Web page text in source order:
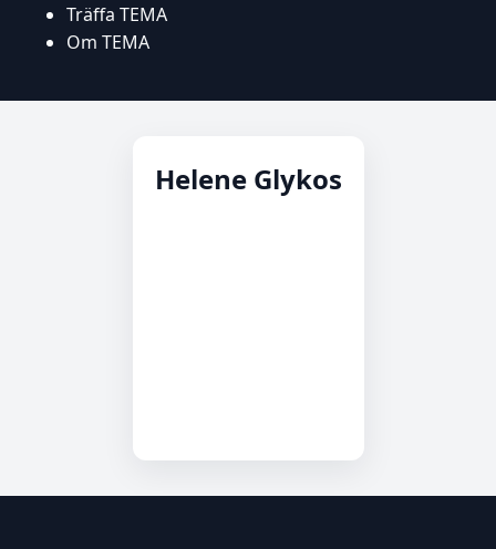
Träffa TEMA
Om TEMA
Helene Glykos